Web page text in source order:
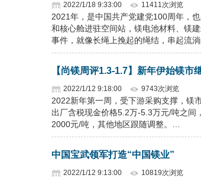
2022/1/18 9:33:00 11411次浏览
2021年，是中国共产党建党100周年，
和核心舱进驻空间站，镁电池材料、镁
事件，就像长绳上挽起的绳结，串起流
【尚镁周评1.3-1.7】新年伊始镁市
2022/1/12 9:18:00 9743次浏览
2022新年第一周，受下游采购支撑，镁
出厂含税现金价格5.2万-5.3万元/吨之
2000元/吨，其他地区跟随调整。…
中国宝武领军打造“中国镁业”
2022/1/12 9:13:00 10819次浏览